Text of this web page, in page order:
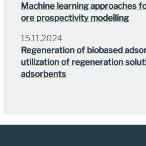
Machine learning approaches
ore prospectivity modelling
Regeneration of biobased
utilization of regeneration
adsorbents
15.11.2024